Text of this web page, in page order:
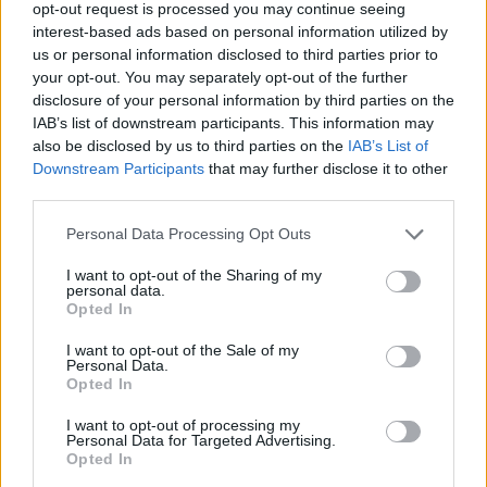
opt-out request is processed you may continue seeing
interest-based ads based on personal information utilized by
us or personal information disclosed to third parties prior to
your opt-out. You may separately opt-out of the further
disclosure of your personal information by third parties on the
IAB’s list of downstream participants. This information may
also be disclosed by us to third parties on the IAB’s List of
Downstream Participants that may further disclose it to other
Personal Data Processing Opt Outs
I want to opt-out of the Sharing of my
personal data.
Opted In
I want to opt-out of the Sale of my
Personal Data.
Opted In
I want to opt-out of processing my
Personal Data for Targeted Advertising.
Opted In
SHBA planifikon paketë
prej 1 miliard dollarësh për
Kolumbinë pas zgjedhjes
Zelensky në Beograd për
takimin me Vuçiçin: Kievi
synon ta largojë Serbinë
Video/ Kamioni e përplas
dhe e tërheq zvarrë 12-
shkolla, i mituri shpëton
mrekullisht
SHBA: Bisedimet Oman-
në Hormuz pritet së